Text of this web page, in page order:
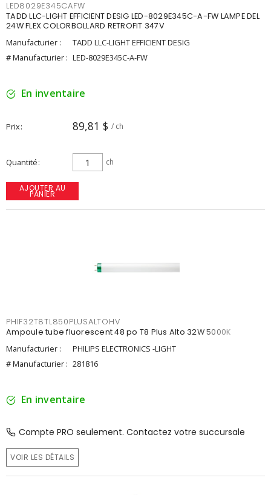
LED8029E345CAFW
TADD LLC-LIGHT EFFICIENT DESIG LED-8029E345C-A-FW LAMPE DEL
24W FLEX COLORBOLLARD RETROFIT 347V
Manufacturier :
TADD LLC-LIGHT EFFICIENT DESIG
# Manufacturier : LED-8029E345C-A-FW
En inventaire
Prix 89,81 $ / ch
Quantité ch
AJOUTER AU
PANIER
PHIF32T8TL850PLUSALTOHV
Ampoule tube fluorescent 48 po T8 Plus Alto 32W 5000K
Manufacturier :
PHILIPS ELECTRONICS -LIGHT
# Manufacturier : 281816
En inventaire
Compte PRO seulement. Contactez votre succursale
VOIR LES DÉTAILS